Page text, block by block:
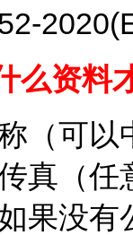
么资料
（可
真（任
果没有